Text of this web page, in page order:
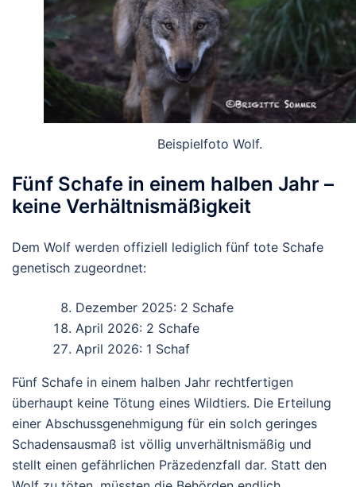
Beispielfoto Wolf.
Fünf Schafe in einem halben Jahr –
keine Verhältnismäßigkeit
Dem Wolf werden offiziell lediglich fünf tote Schafe
genetisch zugeordnet:
Dezember 2025: 2 Schafe
April 2026: 2 Schafe
April 2026: 1 Schaf
Fünf Schafe in einem halben Jahr rechtfertigen
überhaupt keine Tötung eines Wildtiers. Die Erteilung
einer Abschussgenehmigung für ein solch geringes
Schadensausmaß ist völlig unverhältnismäßig und
stellt einen gefährlichen Präzedenzfall dar. Statt den